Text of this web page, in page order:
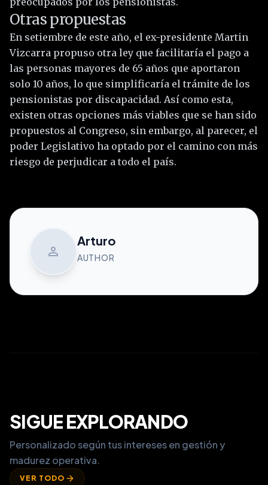
Otras propuestas
En setiembre de este año, el ex-presidente Martin
Vizcarra propuso otra ley que facilitaría el pago a
las personas mayores de 65 años que aportaron
solo 10 años, lo que simplificaría el trámite de los
pensionistas por discapacidad. Así como esta,
existen otras opciones más viables que se han sido
propuestos al Congreso, sin embargo, al parecer, el
poder Legislativo ha optado por el camino con más
riesgo de perjudicar a todo el país.
person
Arturo
AUTHOR
SIGUE EXPLORANDO
Personalizado según tus intereses en gestión y
madurez operativa.
VER TODO